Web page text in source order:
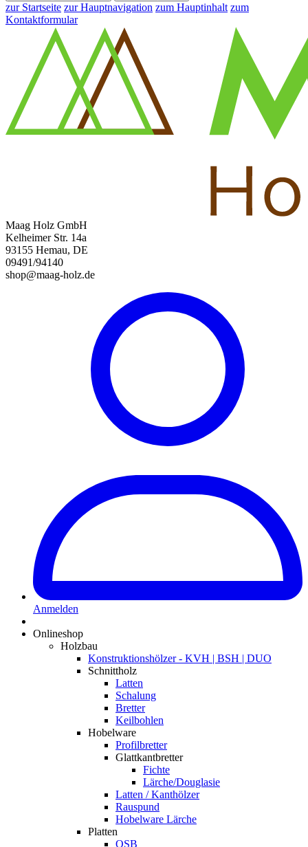
zur Startseite zur Hauptnavigation zum Hauptinhalt zum
Kontaktformular
Maag Holz GmbH
Kelheimer Str. 14a
93155 Hemau, DE
09491/94140
shop@maag-holz.de
Anmelden
Onlineshop
Holzbau
Konstruktionshölzer - KVH | BSH | DUO
Schnittholz
Latten
Schalung
Bretter
Keilbohlen
Hobelware
Profilbretter
Glattkantbretter
Fichte
Lärche/Douglasie
Latten / Kanthölzer
Rauspund
Hobelware Lärche
Platten
OSB